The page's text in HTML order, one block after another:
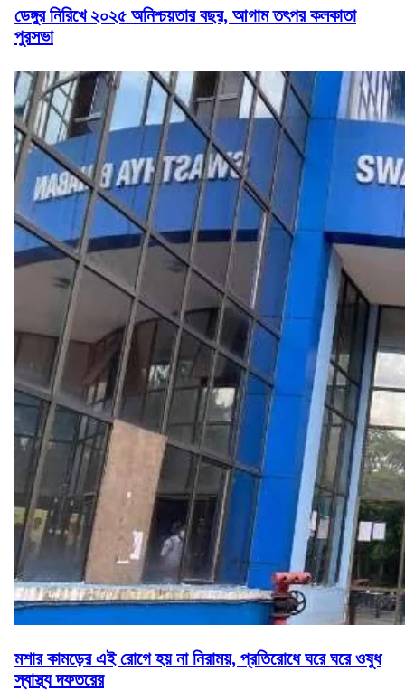
ডেঙ্গুর নিরিখে ২০২৫ অনিশ্চয়তার বছর, আগাম তৎপর কলকাতা
পুরসভা
মশার কামড়ের এই রোগে হয় না নিরাময়, প্রতিরোধে ঘরে ঘরে ওষুধ
স্বাস্থ্য দফতরের